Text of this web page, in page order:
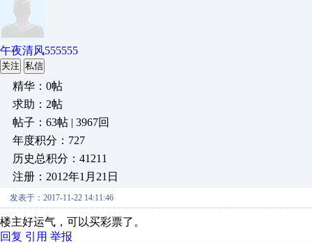
午夜清风555555
关注 私信
精华：0帖
求助：2帖
帖子：63帖 | 3967回
年度积分：727
历史总积分：41211
注册：2012年1月21日
发表于：2017-11-22 14:11:46
楼主好运气，可以买彩票了。
回复 引用 举报